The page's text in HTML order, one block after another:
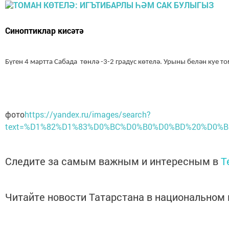
Синоптиклар кисәтә
Бүген 4 мартта Сабада төнлә -3-2 градус көтелә. Урыны белән куе
фотоhttps://yandex.ru/images/search?
Следите за самым важным и интересным в
Читайте новости Татарстана в